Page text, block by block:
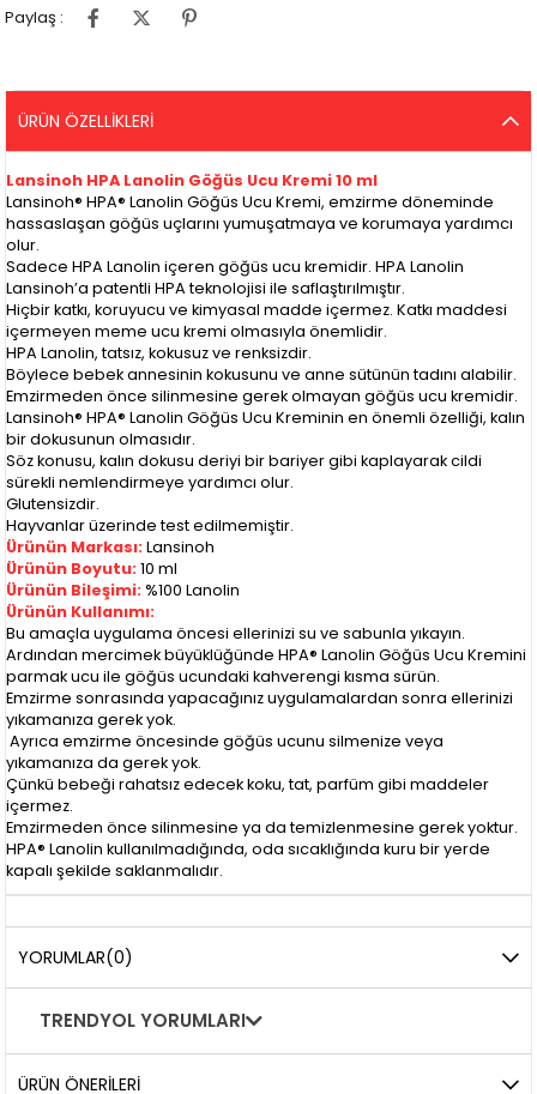
Paylaş :
ÜRÜN ÖZELLIKLERI
Lansinoh HPA Lanolin Göğüs Ucu Kremi 10 ml
Lansinoh® HPA® Lanolin Göğüs Ucu Kremi, emzirme döneminde
hassaslaşan göğüs uçlarını yumuşatmaya ve korumaya yardımcı
olur.
Sadece HPA Lanolin içeren göğüs ucu kremidir. HPA Lanolin
Lansinoh’a patentli HPA teknolojisi ile saflaştırılmıştır.
Hiçbir katkı, koruyucu ve kimyasal madde içermez. Katkı maddesi
içermeyen meme ucu kremi olmasıyla önemlidir.
HPA Lanolin, tatsız, kokusuz ve renksizdir.
Böylece bebek annesinin kokusunu ve anne sütünün tadını alabilir.
Emzirmeden önce silinmesine gerek olmayan göğüs ucu kremidir.
Lansinoh® HPA® Lanolin Göğüs Ucu Kreminin en önemli özelliği, kalın
bir dokusunun olmasıdır.
Söz konusu, kalın dokusu deriyi bir bariyer gibi kaplayarak cildi
sürekli nemlendirmeye yardımcı olur.
Glutensizdir.
Hayvanlar üzerinde test edilmemiştir.
Ürünün Markası:Lansinoh
Ürünün Boyutu:10 ml
Ürünün Bileşimi: %100 Lanolin
Ürünün Kullanımı:
Bu amaçla uygulama öncesi ellerinizi su ve sabunla yıkayın.
Ardından mercimek büyüklüğünde HPA® Lanolin Göğüs Ucu Kremini
parmak ucu ile göğüs ucundaki kahverengi kısma sürün.
Emzirme sonrasında yapacağınız uygulamalardan sonra ellerinizi
yıkamanıza gerek yok.
Ayrıca emzirme öncesinde göğüs ucunu silmenize veya
yıkamanıza da gerek yok.
Çünkü bebeği rahatsız edecek koku, tat, parfüm gibi maddeler
içermez.
Emzirmeden önce silinmesine ya da temizlenmesine gerek yoktur.
HPA® Lanolin kullanılmadığında, oda sıcaklığında kuru bir yerde
kapalı şekilde saklanmalıdır.
YORUMLAR(0)
TRENDYOL YORUMLARI
ÜRÜN ÖNERILERI